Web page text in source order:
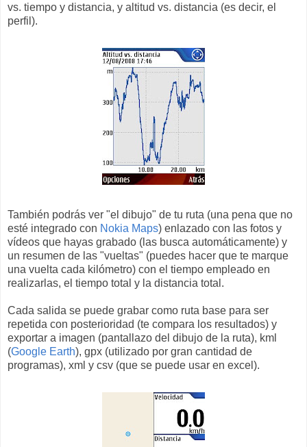
vs. tiempo y distancia, y altitud vs. distancia (es decir, el
perfil).
También podrás ver "el dibujo" de tu ruta (una pena que no
esté integrado con Nokia Maps) enlazado con las fotos y
vídeos que hayas grabado (las busca automáticamente) y
un resumen de las "vueltas" (puedes hacer que te marque
una vuelta cada kilómetro) con el tiempo empleado en
realizarlas, el tiempo total y la distancia total.
Cada salida se puede grabar como ruta base para ser
repetida con posterioridad (te compara los resultados) y
exportar a imagen (pantallazo del dibujo de la ruta), kml
(Google Earth), gpx (utilizado por gran cantidad de
programas), xml y csv (que se puede usar en excel).